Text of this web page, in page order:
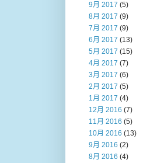
9月 2017 (5)
8月 2017 (9)
7月 2017 (9)
6月 2017 (13)
5月 2017 (15)
4月 2017 (7)
3月 2017 (6)
2月 2017 (5)
1月 2017 (4)
12月 2016 (7)
11月 2016 (5)
10月 2016 (13)
9月 2016 (2)
8月 2016 (4)